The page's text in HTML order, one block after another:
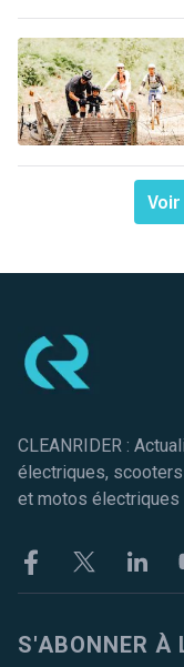
CLEANRIDER :
électriques,
et motos électriques
FacebookTwitter
S'ABONNER À